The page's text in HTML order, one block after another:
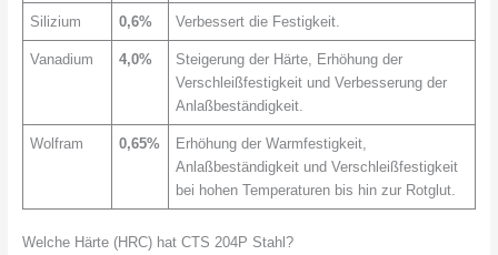
Silizium 0,6% Verbessert die Festigkeit.
Vanadium 4,0%
Steigerung der Härte, Erhöhung der
Verschleißfestigkeit und Verbesserung der
Anlaßbeständigkeit.
Wolfram 0,65%
Erhöhung der Warmfestigkeit,
Anlaßbeständigkeit und Verschleißfestigkeit
bei hohen Temperaturen bis hin zur Rotglut.
Welche Härte (HRC) hat CTS 204P Stahl?